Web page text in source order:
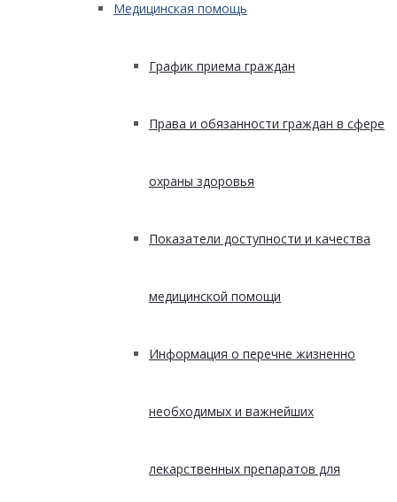
Медицинская помощь
График приема граждан
Права и обязанности граждан в сфере
охраны здоровья
Показатели доступности и качества
медицинской помощи
Информация о перечне жизненно
необходимых и важнейших
лекарственных препаратов для